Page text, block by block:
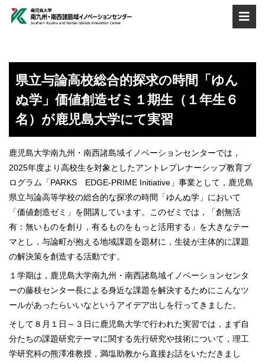
県立与論高校総合的探求の時間「ゆん
ぬ学」価値創造ゼミ１期生（１年生６
名）が鹿児島大学にて実習
鹿児島大学南九州・南西諸島域イノベーションセンターでは，
2025年度より高校生を対象としたアントレプレナーシップ教育プ
ログラム「PARKS EDGE-PRIME Initiative」事業として，鹿児島
県立与論高等学校の総合的な探求の時間「ゆんぬ学」において
「価値創造ゼミ」を開講しています。このゼミでは，「創無活
有：無いものを創り，有るものをもっと活用する」を大きなテー
マとし，与論町が抱える地域課題を題材に，生徒が主体的に課題
の解決策を創造する活動です。
１学期は，鹿児島大学南九州・南西諸島域イノベーションセンタ
ーの藤枝センター長による身近な課題を解決するためにこんなツ
ールがあったらいいなというアイデア出しを行ってきました。
そして８月１日～３日に鹿児島大学で行われた実習では，まず自
分たちの課題研究テーマに関する先行研究や技術について，理工
学研究科の熊澤准教授，満塩助教から直接お話をいただきまし